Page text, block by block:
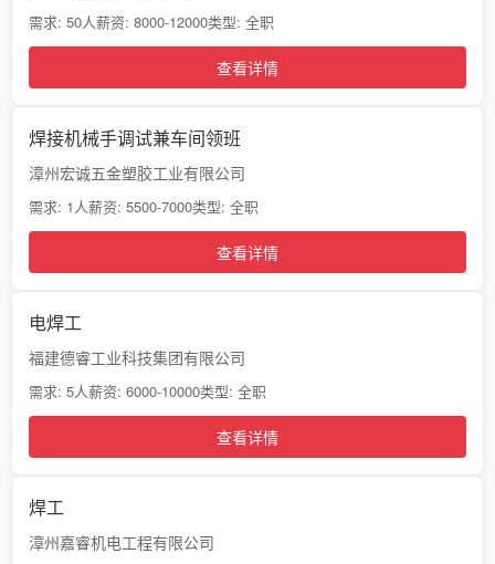
需求: 50人薪资: 8000-12000类型: 全职
查看详情
焊接机械手调试兼车间领班
漳州宏诚五金塑胶工业有限公司
需求: 1人薪资: 5500-7000类型: 全职
查看详情
电焊工
福建德睿工业科技集团有限公司
需求: 5人薪资: 6000-10000类型: 全职
查看详情
焊工
漳州嘉睿机电工程有限公司